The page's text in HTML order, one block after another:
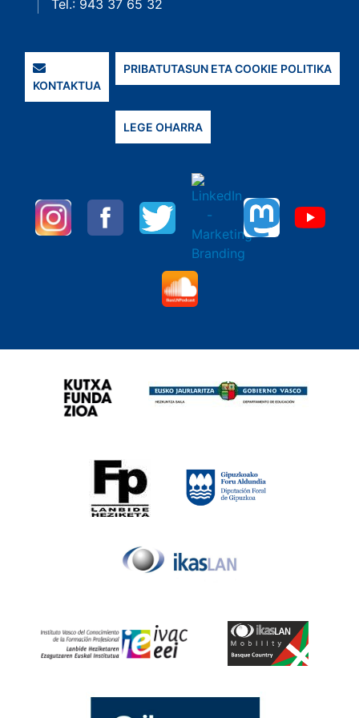
Tel.: 943 37 65 32
KONTAKTUA
PRIBATUTASUN ETA COOKIE POLITIKA
LEGE OHARRA